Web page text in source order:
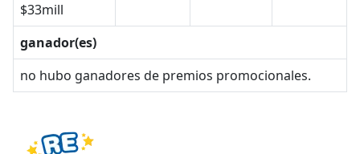
$33mill
ganador(es)
no hubo ganadores de premios promocionales.